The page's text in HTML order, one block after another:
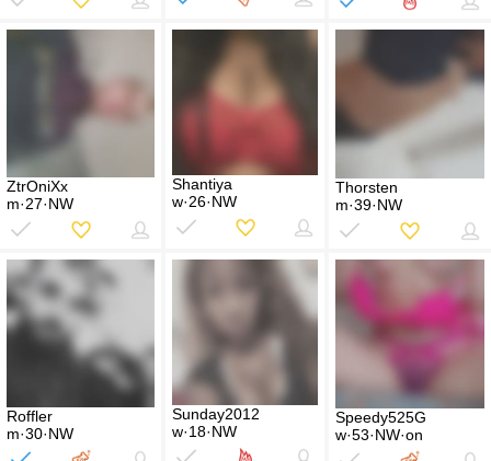
ZtrOniXx
m·27·NW
Shantiya
w·26·NW
Thorsten
m·39·NW
Roffler
m·30·NW
Sunday2012
w·18·NW
Speedy525G
w·53·NW·on